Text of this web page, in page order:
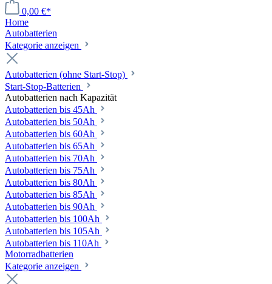
0,00 €*
Home
Autobatterien
Kategorie anzeigen
Autobatterien (ohne Start-Stop)
Start-Stop-Batterien
Autobatterien nach Kapazität
Autobatterien bis 45Ah
Autobatterien bis 50Ah
Autobatterien bis 60Ah
Autobatterien bis 65Ah
Autobatterien bis 70Ah
Autobatterien bis 75Ah
Autobatterien bis 80Ah
Autobatterien bis 85Ah
Autobatterien bis 90Ah
Autobatterien bis 100Ah
Autobatterien bis 105Ah
Autobatterien bis 110Ah
Motorradbatterien
Kategorie anzeigen